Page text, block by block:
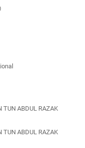
TUN ABDUL RAZAK
TUN ABDUL RAZAK